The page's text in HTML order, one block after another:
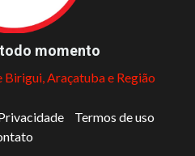
momento
Birigui, Araçatuba e Região
Termos de uso